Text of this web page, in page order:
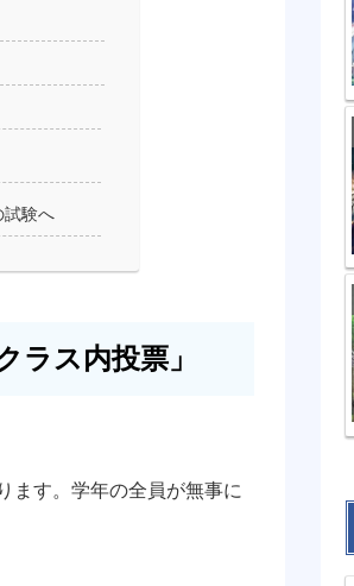
試験へ
ラス内投票」
ます。学年の全員が無事に